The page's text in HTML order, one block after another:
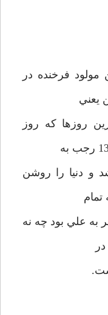
مولود فرخنده در
يعني
روزها که روز
و دنيا را روشن
تمام
به علي بود چه نه